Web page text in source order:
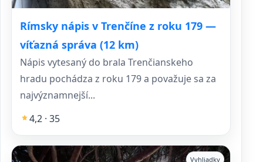
Rímsky nápis v Trenčíne z roku 179 —
víťazná správa (12 km)
Nápis vytesaný do brala Trenčianskeho
hradu pochádza z roku 179 a považuje sa za
najvýznamnejší...
4,2 · 35
Vyhliadky